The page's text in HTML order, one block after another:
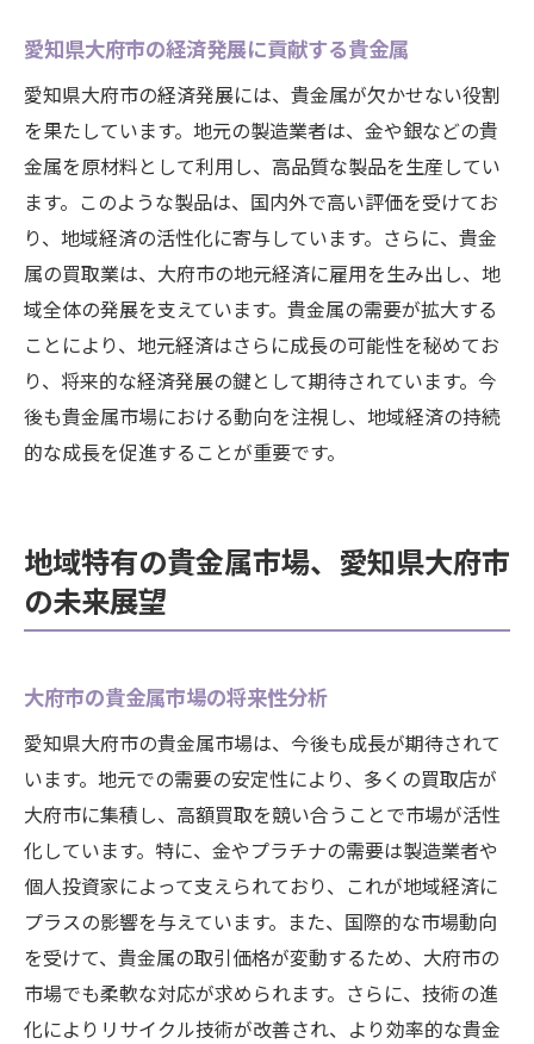
愛知県大府市の経済発展に貢献する貴金属
愛知県大府市の経済発展には、貴金属が欠かせない役割
を果たしています。地元の製造業者は、金や銀などの貴
金属を原材料として利用し、高品質な製品を生産してい
ます。このような製品は、国内外で高い評価を受けてお
り、地域経済の活性化に寄与しています。さらに、貴金
属の買取業は、大府市の地元経済に雇用を生み出し、地
域全体の発展を支えています。貴金属の需要が拡大する
ことにより、地元経済はさらに成長の可能性を秘めてお
り、将来的な経済発展の鍵として期待されています。今
後も貴金属市場における動向を注視し、地域経済の持続
的な成長を促進することが重要です。
地域特有の貴金属市場、愛知県大府市
の未来展望
大府市の貴金属市場の将来性分析
愛知県大府市の貴金属市場は、今後も成長が期待されて
います。地元での需要の安定性により、多くの買取店が
大府市に集積し、高額買取を競い合うことで市場が活性
化しています。特に、金やプラチナの需要は製造業者や
個人投資家によって支えられており、これが地域経済に
プラスの影響を与えています。また、国際的な市場動向
を受けて、貴金属の取引価格が変動するため、大府市の
市場でも柔軟な対応が求められます。さらに、技術の進
化によりリサイクル技術が改善され、より効率的な貴金